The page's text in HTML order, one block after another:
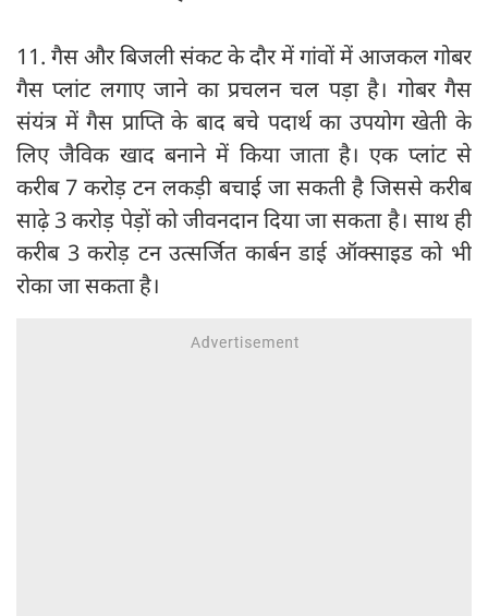
11. गैस और बिजली संकट के दौर में गांवों में आजकल गोबर
गैस प्लांट लगाए जाने का प्रचलन चल पड़ा है। गोबर गैस
संयंत्र में गैस प्राप्ति के बाद बचे पदार्थ का उपयोग खेती के
लिए जैविक खाद बनाने में किया जाता है। एक प्लांट से
करीब 7 करोड़ टन लकड़ी बचाई जा सकती है जिससे करीब
साढ़े 3 करोड़ पेड़ों को जीवनदान दिया जा सकता है। साथ ही
करीब 3 करोड़ टन उत्सर्जित कार्बन डाई ऑक्साइड को भी
रोका जा सकता है।